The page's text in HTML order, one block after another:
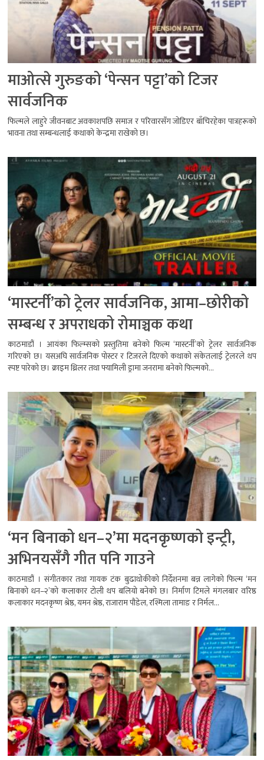
माओत्से गुरुङको ‘पेन्सन पट्टा’को टिजर
सार्वजनिक
फिल्मले लाहुरे जीवनबाट अवकाशपछि समाज र परिवारसँग जोडिएर बाँचिरहेका पात्रहरूको
भावना तथा सम्बन्धलाई कथाको केन्द्रमा राखेको छ।
‘मास्टर्नी’को ट्रेलर सार्वजनिक, आमा–छोरीको
सम्बन्ध र अपराधको रोमाञ्चक कथा
काठमाडौं । आयंका फिल्म्सको प्रस्तुतिमा बनेको फिल्म ‘मास्टर्नी’को ट्रेलर सार्वजनिक
गरिएको छ। यसअघि सार्वजनिक पोस्टर र टिजरले दिएको कथाको संकेतलाई ट्रेलरले थप
स्पष्ट पारेको छ। क्राइम थ्रिलर तथा फ्यामिली ड्रामा जनरामा बनेको फिल्मको...
‘मन बिनाको धन–२’मा मदनकृष्णको इन्ट्री,
अभिनयसँगै गीत पनि गाउने
काठमाडौं । संगीतकार तथा गायक टंक बुढाथोकीको निर्देशनमा बन्न लागेको फिल्म ‘मन
बिनाको धन–२’को कलाकार टोली थप बलियो बनेको छ। निर्माण टिमले मंगलबार वरिष्ठ
कलाकार मदनकृष्ण श्रेष्ठ, यमन श्रेष्ठ, राजाराम पौडेल, रश्मिला तामाङ र निर्मल...